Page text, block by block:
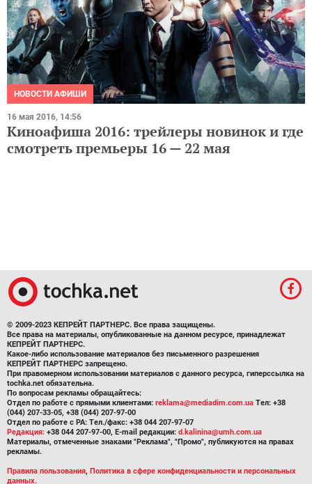
НОВОСТИ АФИШИ
16 мая 2016, 14:56
Киноафиша 2016: трейлеры новинок и где
смотреть премьеры 16 — 22 мая
© 2009-2023 КЕПРЕЙТ ПАРТНЕРС. Все права защищены.
Все права на материалы, опубликованные на данном ресурсе, принадлежат
КЕПРЕЙТ ПАРТНЕРС.
Какое-либо использование материалов без письменного разрешения
КЕПРЕЙТ ПАРТНЕРС запрещено.
При правомерном использовании материалов с данного ресурса, гиперссылка на
tochka.net обязательна.
По вопросам рекламы обращайтесь:
Отдел по работе с прямыми клиентами: reklama@mediadim.com.ua Тел: +38
(044) 207-33-05, +38 (044) 207-97-00
Отдел по работе с РА: Тел./факс: +38 044 207-97-07
Редакция: +38 044 207-97-00, E-mail редакции: d.kalinina@umh.com.ua
Материалы, отмеченные знаками "Реклама", "Промо", публикуются на правах
рекламы.
Правила пользования, Политика в сфере конфиденциальности и персональных
данных.